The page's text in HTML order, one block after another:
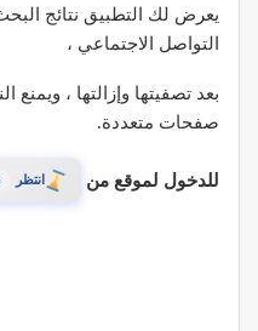
يعرض لك التطبيق نتائج
التواصل الاجتماعي ،
بعد تصفيتها وإزالتها ، ويمنع
صفحات متعددة.
للدخول لموقع من انتظر